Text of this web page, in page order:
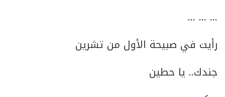
… … …
رأيت في صبيحة الأول من تشرين
جندك.. يا حطين